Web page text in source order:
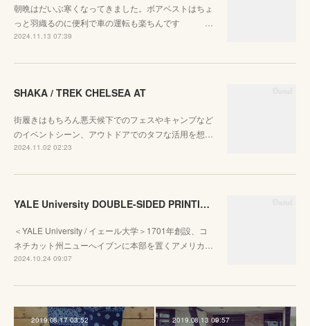
朝晩はだいぶ寒くなってきました。ボアベストはちょ
っと羽織るのに便利で車の運転も楽ちんです …
2024.11.13 07:39
SHAKA / TREK CHELSEA AT
街履きはもちろん悪天候下でのフェスやキャンプなど
のイベントシーン、アウトドアでのタフな活用を想…
2024.11.02 02:23
YALE University DOUBLE-SIDED PRINTING CREW SWEAT
＜YALE University / イェール大学＞1701年創設、コ
ネチカット州ニューへイブンに本部を置くアメリカ…
2024.10.24 09:07
2019.08.17 03:52 2019.08.13 09:57